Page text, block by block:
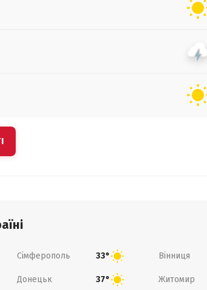
Сімферополь 33° Вінниця
Донецьк 37° Житомир